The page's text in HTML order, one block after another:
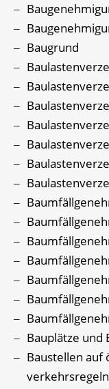
Baugrund
Bauplätze und
Baustellen auf